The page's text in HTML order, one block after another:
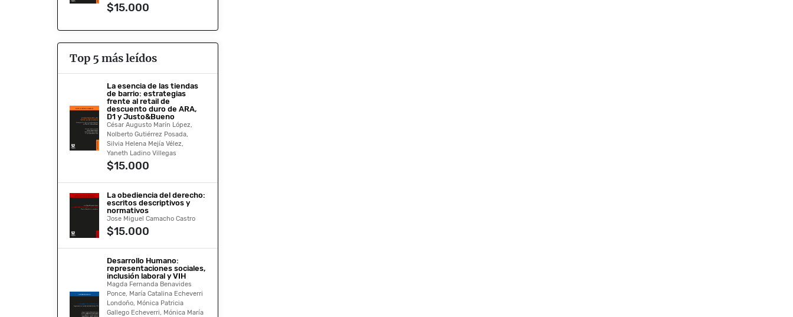
$15.000
Top 5 más leídos
La esencia de las tiendas
de barrio: estrategias
frente al retail de
descuento duro de ARA,
D1 y Justo&Bueno
César Augusto Marín López,
Nolberto Gutiérrez Posada,
Silvia Helena Mejía Vélez,
Yaneth Ladino Villegas
$15.000
La obediencia del derecho:
escritos descriptivos y
normativos
Jose Miguel Camacho Castro
$15.000
Desarrollo Humano:
representaciones sociales,
inclusión laboral y VIH
Magda Fernanda Benavides
Ponce, María Catalina Echeverri
Londoño, Mónica Patricia
Gallego Echeverri, Mónica María